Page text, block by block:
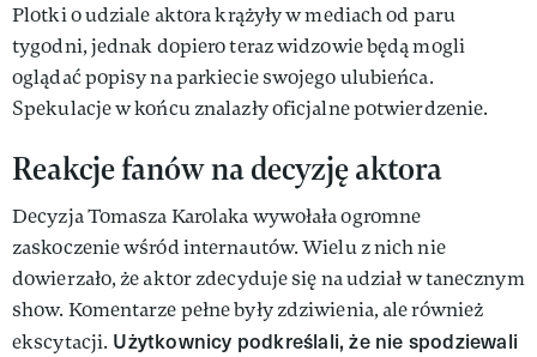
Plotki o udziale aktora krążyły w mediach od paru
tygodni, jednak dopiero teraz widzowie będą mogli
oglądać popisy na parkiecie swojego ulubieńca.
Spekulacje w końcu znalazły oficjalne potwierdzenie.
Reakcje fanów na decyzję aktora
Decyzja Tomasza Karolaka wywołała ogromne
zaskoczenie wśród internautów. Wielu z nich nie
dowierzało, że aktor zdecyduje się na udział w tanecznym
show. Komentarze pełne były zdziwienia, ale również
ekscytacji. Użytkownicy podkreślali, że nie spodziewali